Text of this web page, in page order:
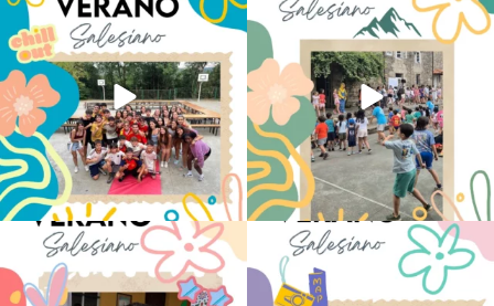
de la ESO...
145 2
sentido...
92 0
No hay verano sin que sea Salesiano ❤️
💫 en Luz 4
...
0
viviendo la alegría en el campamento
...
2